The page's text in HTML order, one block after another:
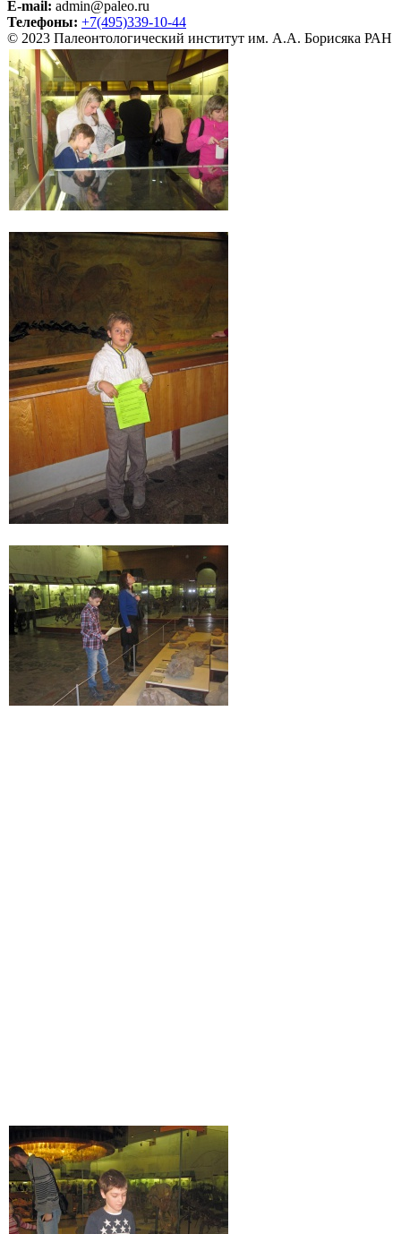
E-mail: admin@paleo.ru
Телефоны: +7(495)339-10-44
© 2023 Палеонтологический институт им. А.А. Борисяка РАН